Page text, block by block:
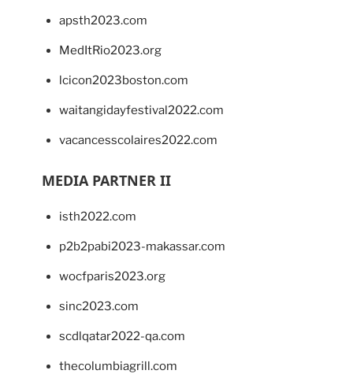
apsth2023.com
MedItRio2023.org
lcicon2023boston.com
waitangidayfestival2022.com
vacancesscolaires2022.com
MEDIA PARTNER II
isth2022.com
p2b2pabi2023-makassar.com
wocfparis2023.org
sinc2023.com
scdlqatar2022-qa.com
thecolumbiagrill.com